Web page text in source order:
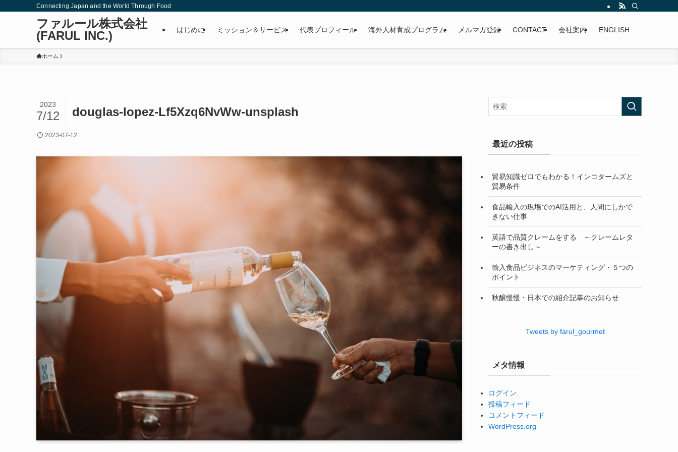
Connecting Japan and the World Through Food
ファルール株式会社
(FARUL INC.)
はじめに ミッション＆サービス 代表プロフィール 海外人材育成プログラム メルマガ登録 CONTACT 会社案内 ENGLISH
ホーム
douglas-lopez-Lf5Xzq6NvWw-unsplash
2023
7/12
2023-07-12
最近の投稿
貿易知識ゼロでもわかる！インコタームズと
貿易条件
食品輸入の現場でのAI活用と、人間にしかで
きない仕事
英語で品質クレームをする ～クレームレタ
ーの書き出し～
輸入食品ビジネスのマーケティング・５つの
ポイント
秋醸慢慢・日本での紹介記事のお知らせ
Tweets by farul_gourmet
メタ情報
ログイン
投稿フィード
コメントフィード
WordPress.org